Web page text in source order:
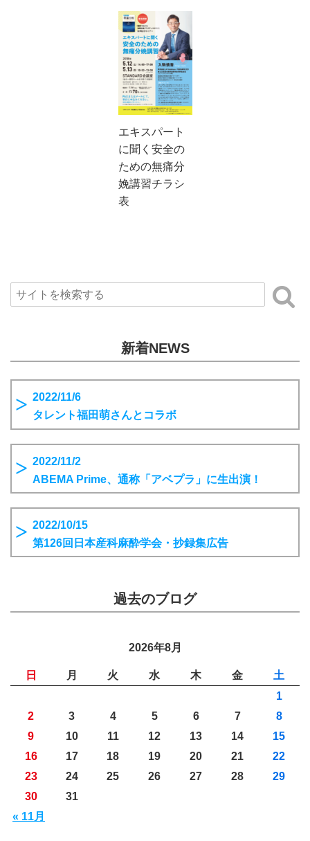
エキスパート
に聞く安全の
ための無痛分
娩講習チラシ
表
新着NEWS
2022/11/6
タレント福田萌さんとコラボ
2022/11/2
ABEMA Prime、通称「アベプラ」に生出演！
2022/10/15
第126回日本産科麻酔学会・抄録集広告
過去のブログ
2026年8月
日 月 火 水 木 金 土
« 11月
1
2
3 4 5 6 7
8
9
10 11 12 13 14
15
16
17 18 19 20 21
22
23
24 25 26 27 28
29
30
31